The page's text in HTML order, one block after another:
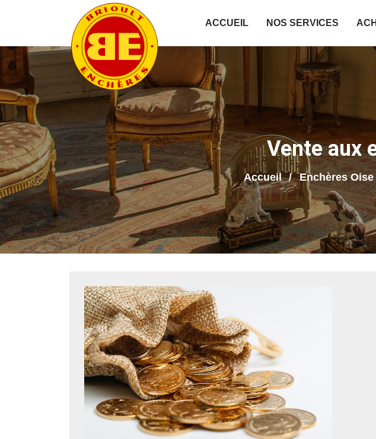
ACCUEIL NOS SERVICES
Vente aux
Accueil Enchères Oise